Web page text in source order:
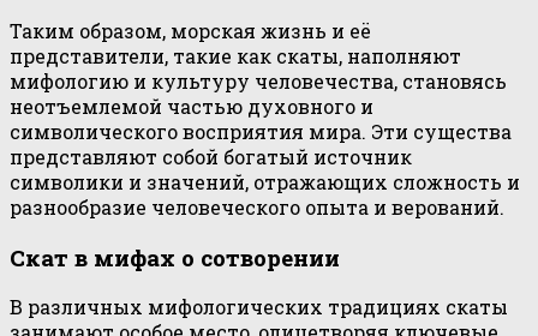
Таким образом, морская жизнь и её
представители, такие как скаты, наполняют
мифологию и культуру человечества, становясь
неотъемлемой частью духовного и
символического восприятия мира. Эти существа
представляют собой богатый источник
символики и значений, отражающих сложность и
разнообразие человеческого опыта и верований.
Скат в мифах о сотворении
В различных мифологических традициях скаты